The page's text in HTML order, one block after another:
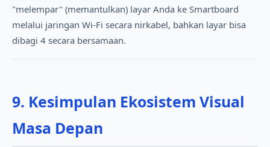
"melempar" (memantulkan) layar Anda ke Smartboard
melalui jaringan Wi-Fi secara nirkabel, bahkan layar bisa
dibagi 4 secara bersamaan.
9. Kesimpulan Ekosistem Visual
Masa Depan